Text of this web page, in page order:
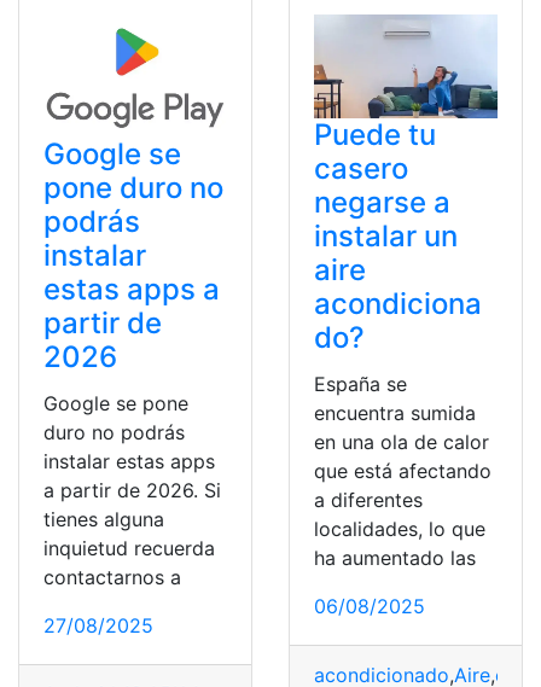
Google se
pone duro no
podrás
instalar
estas apps a
partir de
2026
Google se pone
duro no podrás
instalar estas apps
a partir de 2026. Si
tienes alguna
inquietud recuerda
contactarnos a
27/08/2025
Puede tu
casero
negarse a
instalar un
aire
acondiciona
do?
España se
encuentra sumida
en una ola de calor
que está afectando
a diferentes
localidades, lo que
ha aumentado las
06/08/2025
acondicionado,Aire,